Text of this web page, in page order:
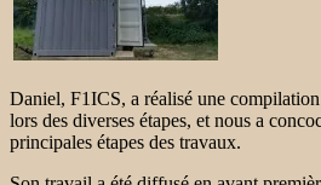
Daniel, F1ICS, a réalisé une
lors des diverses étapes, et nous a
principales étapes des travaux.